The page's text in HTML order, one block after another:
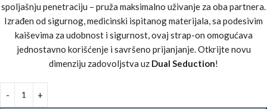
spoljašnju penetraciju – pruža maksimalno uživanje za oba partnera.
Izrađen od sigurnog, medicinski ispitanog materijala, sa podesivim
kaiševima za udobnost i sigurnost, ovaj strap-on omogućava
jednostavno korišćenje i savršeno prijanjanje. Otkrijte novu
dimenziju zadovoljstva uz Dual Seduction!